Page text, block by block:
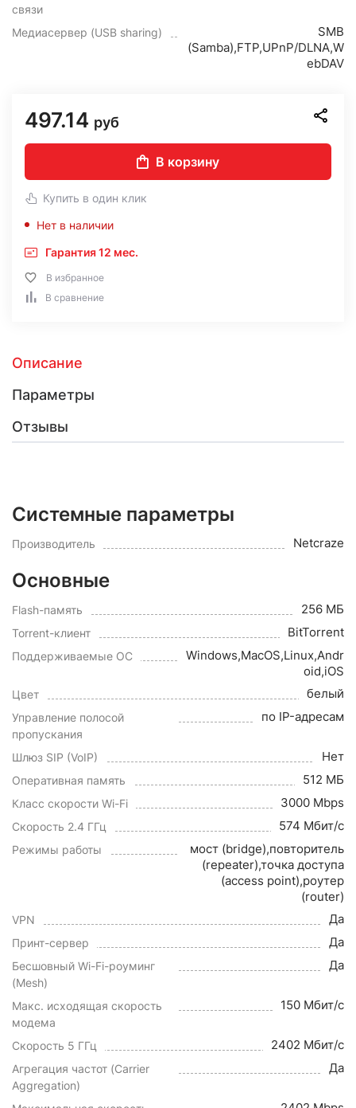
связи
Медиасервер (USB sharing)
SMB
(Samba),FTP,UPnP/DLNA,W
ebDAV
497.14 руб
В корзину
Купить в один клик
Нет в наличии
Гарантия 12 мес.
В избранное
В сравнение
Описание
Параметры
Отзывы
Системные параметры
Производитель Netcraze
Основные
Flash-память 256 МБ
Torrent-клиент BitTorrent
Поддерживаемые ОС
Windows,MacOS,Linux,Andr
oid,iOS
Цвет белый
Управление полосой
пропускания
по IP-адресам
Шлюз SIP (VoIP) Нет
Оперативная память 512 МБ
Класс скорости Wi-Fi 3000 Mbps
Скорость 2.4 ГГц 574 Мбит/с
Режимы работы
мост (bridge),повторитель
(repeater),точка доступа
(access point),роутер
(router)
VPN Да
Принт-сервер Да
Бесшовный Wi-Fi-роуминг
(Mesh)
Да
Макс. исходящая скорость
модема
150 Мбит/с
Скорость 5 ГГц 2402 Мбит/с
Агрегация частот (Carrier
Aggregation)
Да